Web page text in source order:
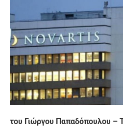
του Γιώργου Παπαδόπουλου –